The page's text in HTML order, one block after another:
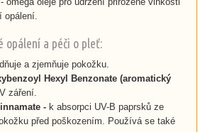
opálení.
opálení a péči o pleť:
a zjemňuje pokožku.
Hexyl Benzonate (aromatický
záření.
-k absorpci UV-B paprsků ze
před poškozením. Používá se také